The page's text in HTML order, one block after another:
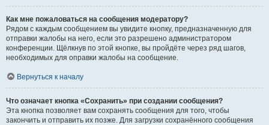
Как мне пожаловаться на сообщения модератору?
Рядом с каждым сообщением вы увидите кнопку, предназначенную для
отправки жалобы на него, если это разрешено администратором
конференции. Щёлкнув по этой кнопке, вы пройдёте через ряд шагов,
необходимых для оправки жалобы на сообщение.
Вернуться к началу
Что означает кнопка «Сохранить» при создании сообщения?
Эта кнопка позволяет вам сохранять сообщения для того, чтобы
закончить и отправить их позже. Для загрузки сохранённого сообщения